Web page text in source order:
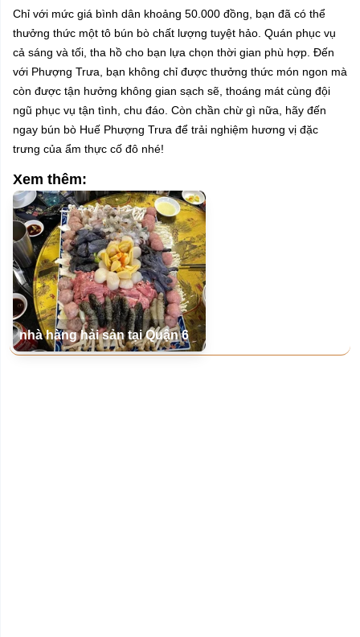
Chỉ với mức giá bình dân khoảng 50.000 đồng, bạn đã có thể
thưởng thức một tô bún bò chất lượng tuyệt hảo. Quán phục vụ
cả sáng và tối, tha hồ cho bạn lựa chọn thời gian phù hợp. Đến
với Phượng Trưa, bạn không chỉ được thưởng thức món ngon mà
còn được tận hưởng không gian sạch sẽ, thoáng mát cùng đội
ngũ phục vụ tận tình, chu đáo. Còn chần chừ gì nữa, hãy đến
ngay bún bò Huế Phượng Trưa để trải nghiệm hương vị đặc
trưng của ẩm thực cố đô nhé!
Xem thêm:
nhà hàng hải sản tại Quận 6